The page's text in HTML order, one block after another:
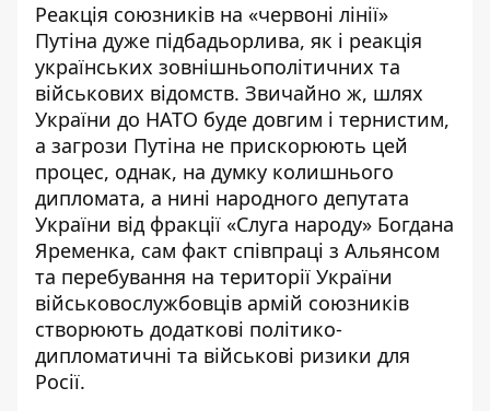
Реакція союзників на «червоні лінії»
Путіна дуже підбадьорлива, як і реакція
українських зовнішньополітичних та
військових відомств. Звичайно ж, шлях
України до НАТО буде довгим і тернистим,
а загрози Путіна не прискорюють цей
процес, однак, на думку колишнього
дипломата, а нині народного депутата
України від фракції «Слуга народу» Богдана
Яременка, сам факт співпраці з Альянсом
та перебування на території України
військовослужбовців армій союзників
створюють додаткові політико-
дипломатичні та військові ризики для
Росії.